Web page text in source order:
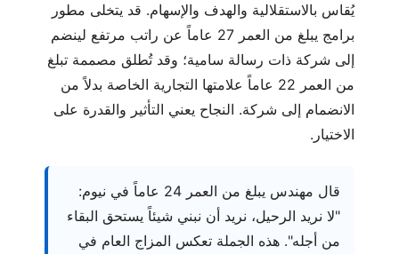
يُقاس بالاستقلالية والهدف والإسهام. قد يتخلى مطور
برامج يبلغ من العمر 27 عاماً عن راتب مرتفع لينضم
إلى شركة ذات رسالة سامية؛ وقد تُطلق مصممة تبلغ
من العمر 22 عاماً علامتها التجارية الخاصة بدلاً من
الانضمام إلى شركة. النجاح يعني التأثير والقدرة على
الاختيار.
قال مهندس يبلغ من العمر 24 عاماً في نيوم:
"لا نريد الرحيل، نريد أن نبني شيئاً يستحق البقاء
من أجله". هذه الجملة تعكس المزاج العام في